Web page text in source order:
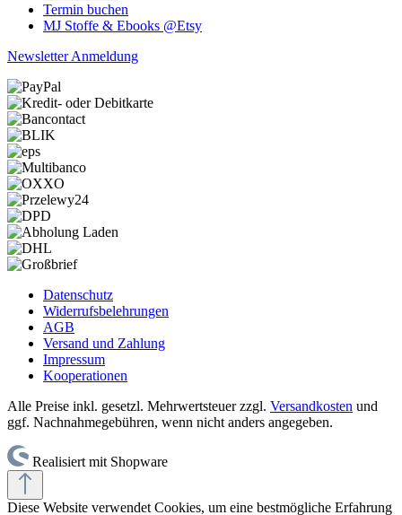
Termin buchen
MJ Stoffe & Ebooks @Etsy
Newsletter Anmeldung
Datenschutz
Widerrufsbelehrungen
AGB
Versand und Zahlung
Impressum
Kooperationen
Alle Preise inkl. gesetzl. Mehrwertsteuer zzgl. Versandkosten und
ggf. Nachnahmegebühren, wenn nicht anders angegeben.
Realisiert mit Shopware
Diese Website verwendet Cookies, um eine bestmögliche Erfahrung